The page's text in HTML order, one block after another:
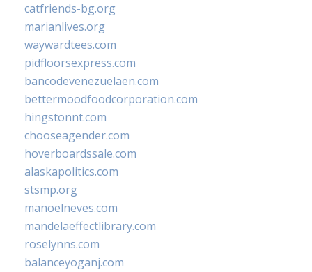
catfriends-bg.org
marianlives.org
waywardtees.com
pidfloorsexpress.com
bancodevenezuelaen.com
bettermoodfoodcorporation.com
hingstonnt.com
chooseagender.com
hoverboardssale.com
alaskapolitics.com
stsmp.org
manoelneves.com
mandelaeffectlibrary.com
roselynns.com
balanceyoganj.com